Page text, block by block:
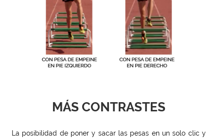
MÁS CONTRASTES
La posibilidad de poner y sacar las pesas en un solo clic y